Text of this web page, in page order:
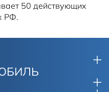
50 действующих
РФ.